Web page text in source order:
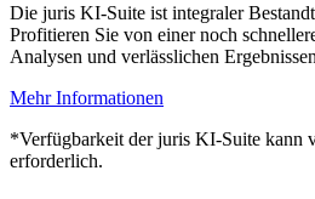
Die juris KI-Suite ist integraler
Profitieren Sie von einer noch
Analysen und verlässlichen
Mehr Informationen
*Verfügbarkeit der juris KI-Suite kann
erforderlich.